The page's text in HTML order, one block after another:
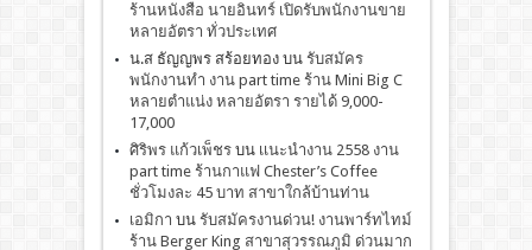
ร้านหนังสือ นายอินทร์ เปิดรับพนักงานขาย
หลายอัตรา ทั่วประเทศ
น.ส ธัญญพร สร้อยทองบน รับสมัคร
พนักงานทำ งาน part time ร้าน Mini Big C
หลายตำแน่ง หลายอัตรา รายได้ 9,000-
17,000
ศิริพร แก้วเพ็ชรบน เเนะนำงาน 2558 งาน
part time ร้านกาแฟ Chester’s Coffee
ชั่วโมงละ 45 บาท สาขาใกล้บ้านท่าน
เอมิกา บน รับสมัครงานด่วน! งานพาร์ทไทม์
ร้าน Berger King สาขาสุวรรณภูมิ ด่วนมาก